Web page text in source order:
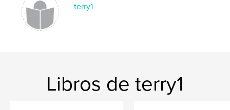
terry1
Libros de terry1